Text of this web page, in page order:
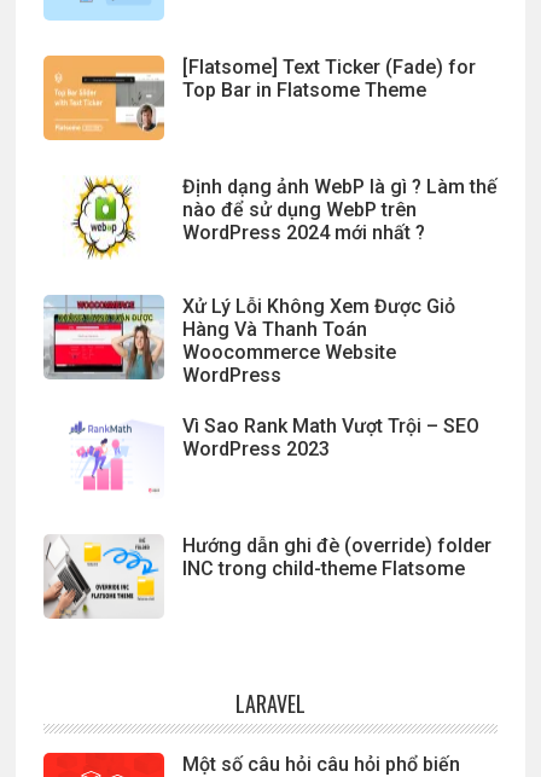
[Flatsome] Text Ticker (Fade) for
Top Bar in Flatsome Theme
Định dạng ảnh WebP là gì ? Làm thế
nào để sử dụng WebP trên
WordPress 2024 mới nhất ?
Xử Lý Lỗi Không Xem Được Giỏ
Hàng Và Thanh Toán
Woocommerce Website
WordPress
Vì Sao Rank Math Vượt Trội – SEO
WordPress 2023
Hướng dẫn ghi đè (override) folder
INC trong child-theme Flatsome
LARAVEL
Một số câu hỏi câu hỏi phổ biến